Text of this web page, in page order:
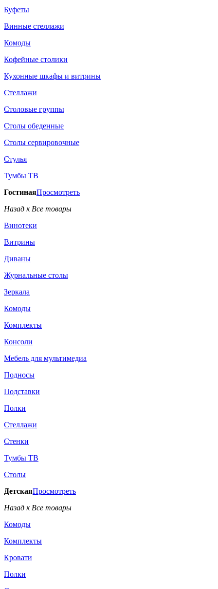
Буфеты
Винные стеллажи
Комоды
Кофейные столики
Кухонные шкафы и витрины
Стеллажи
Столовые группы
Столы обеденные
Столы сервировочные
Стулья
Тумбы ТВ
ГостинаяПросмотреть
Назад к Все товары
Винотеки
Витрины
Диваны
Журнальные столы
Зеркала
Комоды
Комплекты
Консоли
Мебель для мультимедиа
Подносы
Подставки
Полки
Стеллажи
Стенки
Тумбы ТВ
Столы
ДетскаяПросмотреть
Назад к Все товары
Комоды
Комплекты
Кровати
Полки